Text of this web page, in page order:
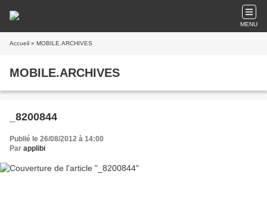
MENU
Accueil » MOBILE.ARCHIVES
MOBILE.ARCHIVES
_8200844
Publié le 26/08/2012 à 14:00
Par applibi